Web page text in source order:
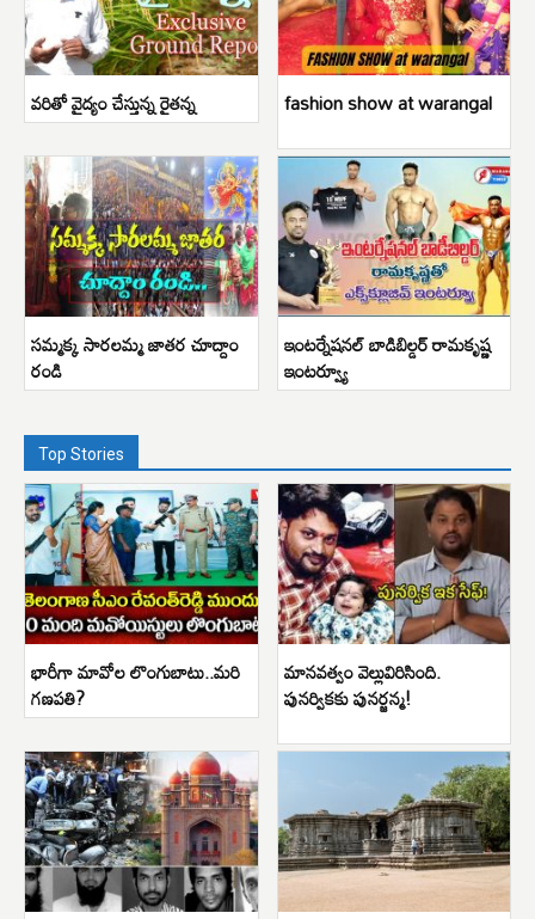
వరితో వైద్యం చేస్తున్న రైతన్న fashion show at warangal
సమ్మక్క సారలమ్మ జాతర చూద్దాం
రండి
ఇంటర్నేషనల్ బాడిబిల్డర్ రామకృష్ణ
ఇంటర్వ్యూ
Top Stories
భారీగా మావోల లొంగుబాటు..మరి
గణపతి?
మానవత్వం వెల్లువిరిసింది.
పునర్వికకు పునర్జన్మ!